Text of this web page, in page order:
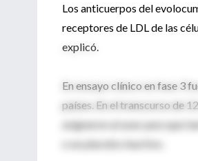
Los anticuerpos del
receptores de LDL de las
explicó.
En ensayo clínico en fase 3
países. En el transcurso de
asignaron al azar para que
o un placebo inactivo.